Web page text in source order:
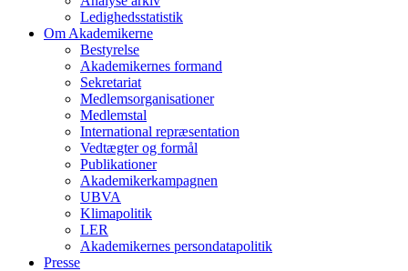
Ledighedsstatistik
Om Akademikerne
Bestyrelse
Akademikernes formand
Sekretariat
Medlemsorganisationer
Medlemstal
International repræsentation
Vedtægter og formål
Publikationer
Akademikerkampagnen
UBVA
Klimapolitik
LER
Akademikernes persondatapolitik
Presse